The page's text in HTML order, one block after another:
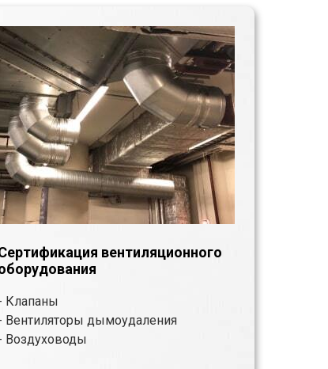
вентиляционного
Клапаны
Вентиляторы дымоудаления
Воздуховоды